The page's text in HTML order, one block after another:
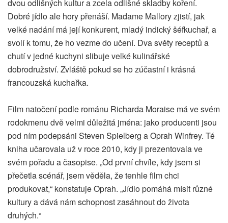
dvou odlišných kultur a zcela odlišné skladby koření.
Dobré jídlo ale hory přenáší. Madame Mallory zjistí, jak
velké nadání má její konkurent, mladý indický šéfkuchař, a
svolí k tomu, že ho vezme do učení. Dva světy receptů a
chutí v jedné kuchyni slibuje velké kulinářské
dobrodružství. Zvláště pokud se ho zúčastní i krásná
francouzská kuchařka.
Film natočení podle románu Richarda Moraise má ve svém
rodokmenu dvě velmi důležitá jména: jako producenti jsou
pod ním podepsáni Steven Spielberg a Oprah Winfrey. Té
kniha učarovala už v roce 2010, kdy ji prezentovala ve
svém pořadu a časopise. „Od první chvíle, kdy jsem si
přečetla scénář, jsem věděla, že tenhle film chci
produkovat,“ konstatuje Oprah. „Jídlo pomáhá mísit různé
kultury a dává nám schopnost zasáhnout do života
druhých.“